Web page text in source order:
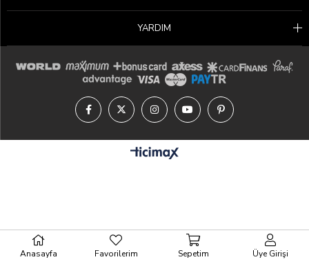
YARDIM
Anasayfa Favorilerim Sepetim Üye Girişi